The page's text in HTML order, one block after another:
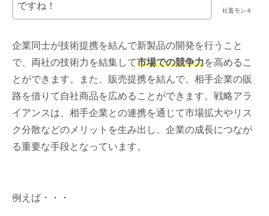
社畜モンキ
ですね！
企業同士が技術提携を結んで新製品の開発を行うこと
で、両社の技術力を結集して市場での競争力を高めるこ
とができます。また、販売提携を結んで、相手企業の販
路を借りて自社商品を広めることができます。戦略アラ
イアンスは、相手企業との連携を通じて市場拡大やリス
ク分散などのメリットを生み出し、企業の成長につなが
る重要な手段となっています。
例えば・・・